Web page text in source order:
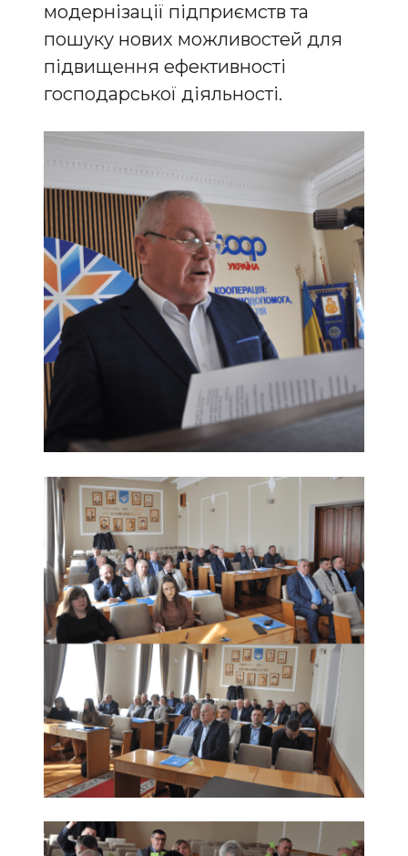
модернізації підприємств та
пошуку нових можливостей для
підвищення ефективності
господарської діяльності.